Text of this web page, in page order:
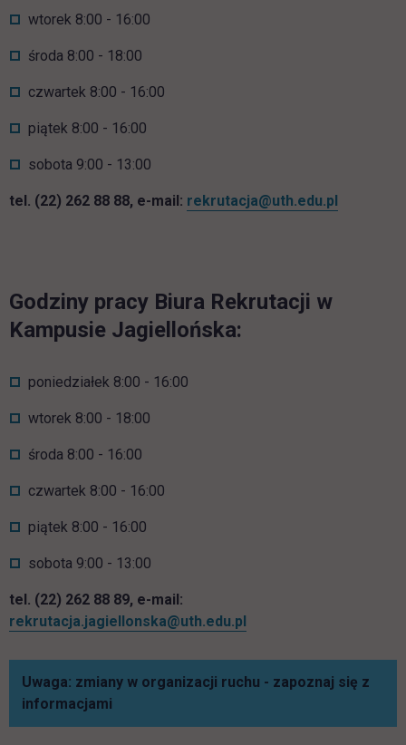
wtorek 8:00 - 16:00
środa 8:00 - 18:00
czwartek 8:00 - 16:00
piątek 8:00 - 16:00
sobota 9:00 - 13:00
tel. (22) 262 88 88, e-mail: rekrutacja@uth.edu.pl
Godziny pracy Biura Rekrutacji w
Kampusie Jagiellońska:
poniedziałek 8:00 - 16:00
wtorek 8:00 - 18:00
środa 8:00 - 16:00
czwartek 8:00 - 16:00
piątek 8:00 - 16:00
sobota 9:00 - 13:00
tel. (22) 262 88 89, e-mail:
rekrutacja.jagiellonska@uth.edu.pl
Uwaga: zmiany w organizacji ruchu - zapoznaj się z
informacjami